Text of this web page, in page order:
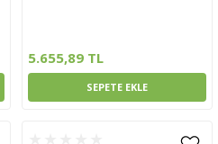
5.655,89 TL
SEPETE EKLE